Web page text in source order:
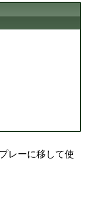
レーに移して使